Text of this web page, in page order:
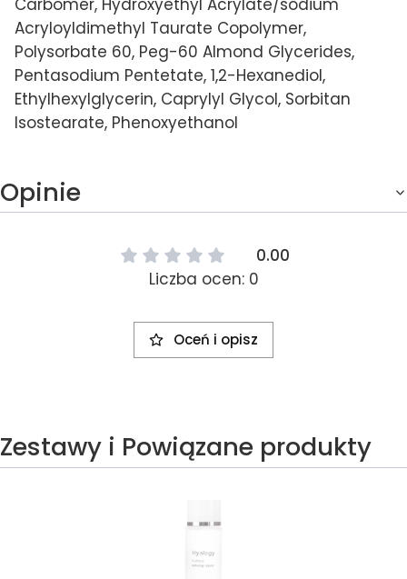
Acryloyldimethyl Taurate Copolymer,
Polysorbate 60, Peg-60 Almond Glycerides,
Pentasodium Pentetate, 1,2-Hexanediol,
Ethylhexylglycerin, Caprylyl Glycol, Sorbitan
Isostearate, Phenoxyethanol
Opinie
0.00
Liczba ocen: 0
Oceń i opisz
Zestawy i Powiązane produkty